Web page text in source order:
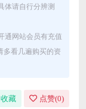
体请自行分辨测
通网站会员有充值
看几遍购买的资
收藏 点赞(0)